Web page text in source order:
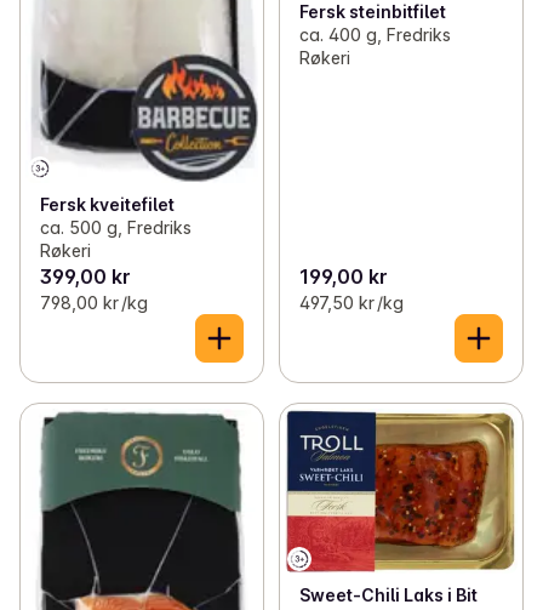
Fersk kveitefilet
ca. 500 g, Fredriks
Røkeri
399,00 kr
798,00 kr /kg
Fersk steinbitfilet
ca. 400 g, Fredriks
Røkeri
199,00 kr
497,50 kr /kg
Sweet-Chili Laks i Bit